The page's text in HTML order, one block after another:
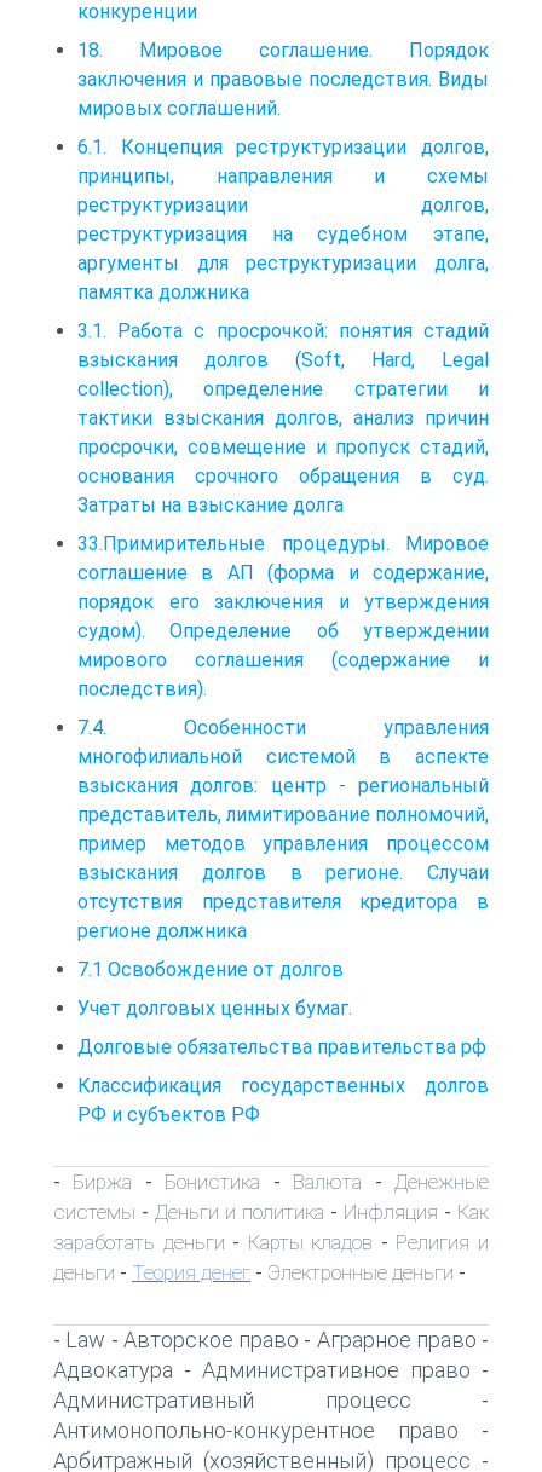
конкуренции
18. Мировое соглашение. Порядок
заключения и правовые последствия. Виды
мировых соглашений.
6.1. Концепция реструктуризации долгов,
принципы, направления и схемы
реструктуризации долгов,
реструктуризация на судебном этапе,
аргументы для реструктуризации долга,
памятка должника
3.1. Работа с просрочкой: понятия стадий
взыскания долгов (Soft, Hard, Legal
collection), определение стратегии и
тактики взыскания долгов, анализ причин
просрочки, совмещение и пропуск стадий,
основания срочного обращения в суд.
Затраты на взыскание долга
33.Примирительные процедуры. Мировое
соглашение в АП (форма и содержание,
порядок его заключения и утверждения
судом). Определение об утверждении
мирового соглашения (содержание и
последствия).
7.4. Особенности управления
многофилиальной системой в аспекте
взыскания долгов: центр - региональный
представитель, лимитирование полномочий,
пример методов управления процессом
взыскания долгов в регионе. Случаи
отсутствия представителя кредитора в
регионе должника
7.1 Освобождение от долгов
Учет долговых ценных бумаг.
Долговые обязательства правительства рф
Классификация государственных долгов
РФ и субъектов РФ
- Биржа - Бонистика - Валюта - Денежные
системы - Деньги и политика - Инфляция - Как
заработать деньги - Карты кладов - Религия и
деньги - Теория денег - Электронные деньги -
- Law - Авторское право - Аграрное право -
Адвокатура - Административное право -
Административный процесс -
Антимонопольно-конкурентное право -
Арбитражный (хозяйственный) процесс -